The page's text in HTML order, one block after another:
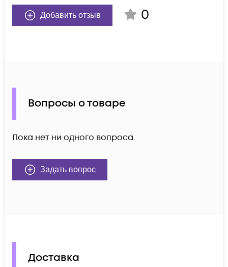
Добавить отзыв 0
Вопросы о товаре
Пока нет ни одного вопроса.
Задать вопрос
Доставка